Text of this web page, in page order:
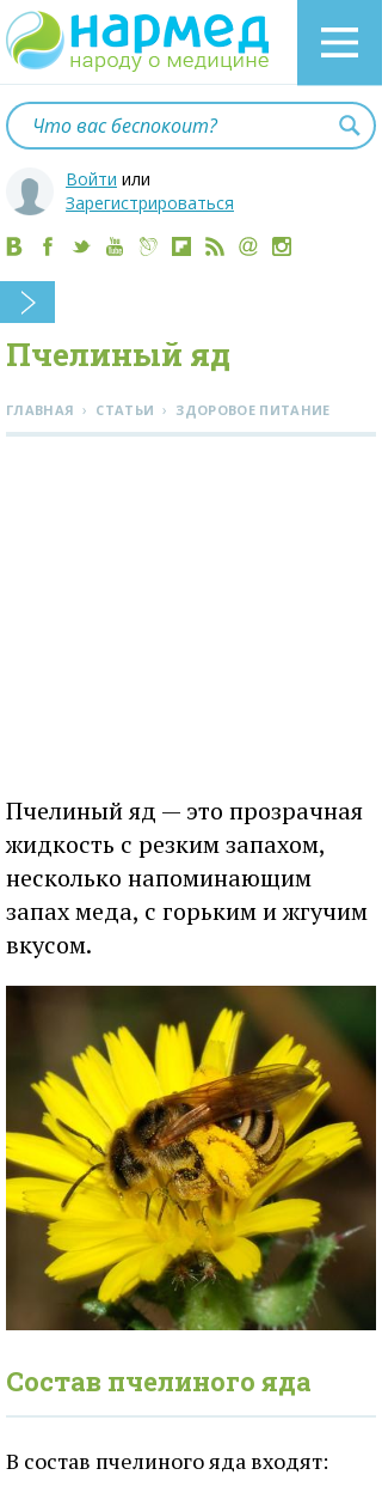
Войти или
Зарегистрироваться
Пчелиный яд
ГЛАВНАЯ › СТАТЬИ › ЗДОРОВОЕ ПИТАНИЕ
Пчелиный яд — это прозрачная
жидкость с резким запахом,
несколько напоминающим
запах меда, с горьким и жгучим
вкусом.
Состав пчелиного яда
В состав пчелиного яда входят: